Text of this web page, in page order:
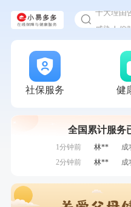
甲状腺癌
社保服务 健
全国累计服务
7分钟前 何*
购买
7分钟前
成
1分钟前
戴*
1分钟前
林**
成
2分钟前
林**
成
4分钟前